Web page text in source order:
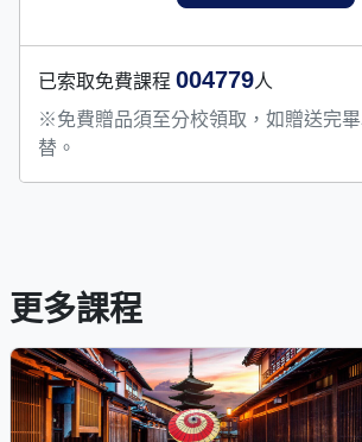
已索取免費課程 004779人
※免費贈品須至分校領取，如贈送完
替。
更多課程